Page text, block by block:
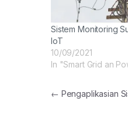
Sistem Monitoring
IoT
10/09/2021
In "Smart Grid an
Post
← Pengaplikasian